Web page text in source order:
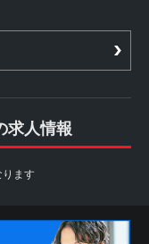
求人情報
ります